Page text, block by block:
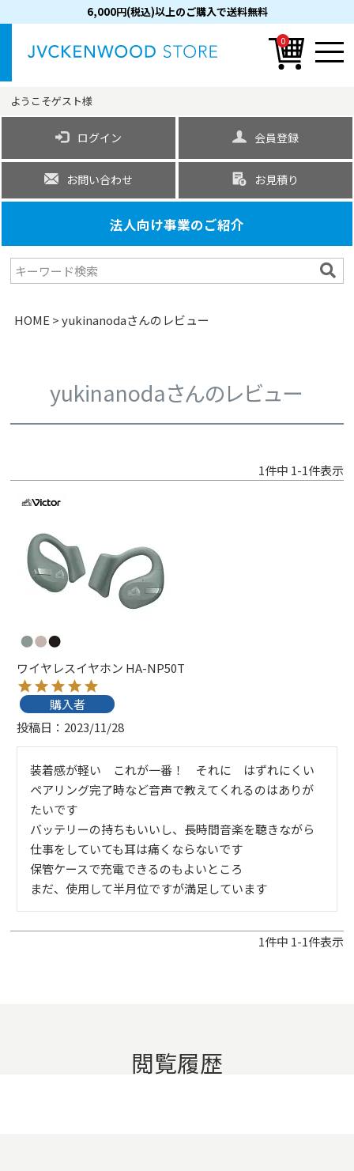
6,000円(税込)以上のご購入で送料無料
0
ようこそゲスト様
ログイン 会員登録
お問い合わせ お見積り
法人向け事業のご紹介
HOME yukinanodaさんのレビュー
yukinanodaさんのレビュー
1件中 1-1件表示
ワイヤレスイヤホン HA-NP50T
購入者
投稿日
2023/11/28
装着感が軽い　これが一番！　それに　はずれにくい
ペアリング完了時など音声で教えてくれるのはありが
たいです
バッテリーの持ちもいいし、長時間音楽を聴きながら
仕事をしていても耳は痛くならないです
保管ケースで充電できるのもよいところ
1件中 1-1件表示
閲覧履歴